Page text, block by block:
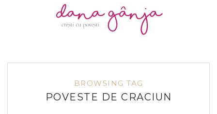
BROWSING TAG
POVESTE DE CRACIUN